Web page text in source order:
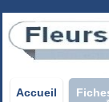
Accueil